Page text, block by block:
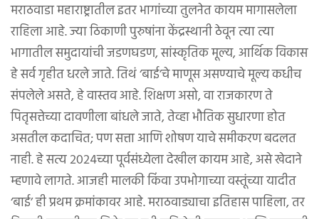
मराठवाडा महाराष्ट्रातील इतर भागांच्या तुलनेत कायम मागासलेला
राहिला आहे. ज्या ठिकाणी पुरुषांना केंद्रस्थानी ठेवून त्या त्या
भागातील समुदायांची जडणघडण, सांस्कृतिक मूल्य, आर्थिक विकास
हे सर्व गृहीत धरले जाते. तिथं ‘बाई’चे माणूस असण्याचे मूल्य कधीच
संपलेले असते, हे वास्तव आहे. शिक्षण असो, वा राजकारण ते
पितृसत्तेच्या दावणीला बांधले जाते, तेव्हा भौतिक सुधारणा होत
असतील कदाचित; पण सत्ता आणि शोषण याचे समीकरण बदलत
नाही. हे सत्य २०२४च्या पूर्वसंध्येला देखील कायम आहे, असे खेदाने
म्हणावे लागते. आजही मालकी किंवा उपभोगाच्या वस्तूंच्या यादीत
‘बाई’ ही प्रथम क्रमांकावर आहे. मराठवाड्याचा इतिहास पाहिला, तर